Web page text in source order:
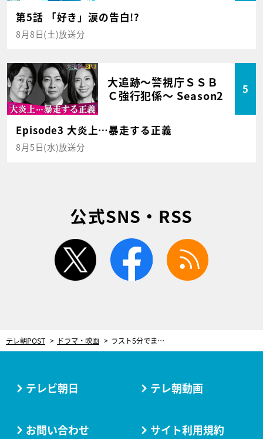
第5話 「好き」涙の告白!?
8月8日(土)放送分
大追跡～警視庁ＳＳＢ
Ｃ強行犯係～ Season2
5
Episode3 大炎上…暴走する正義
8月5日(水)放送分
公式SNS・RSS
twitter facebook
テレ朝POST ドラマ・映画 ラスト5分でまた衝撃展開！『プライベートバンカー』“悪魔の笑み”で暴かれた真相に「犯人そういうことかよ」「期待以上にドロドロ」
テレビ朝日 テレ朝動画
お問い合わせ サイト利用規約